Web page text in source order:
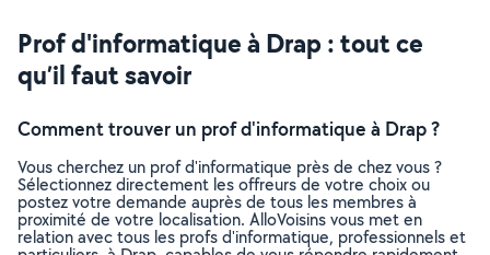
Prof d'informatique à Drap : tout ce
qu’il faut savoir
Comment trouver un prof d'informatique à Drap ?
Vous cherchez un prof d'informatique près de chez vous ?
Sélectionnez directement les offreurs de votre choix ou
postez votre demande auprès de tous les membres à
proximité de votre localisation. AlloVoisins vous met en
relation avec tous les profs d'informatique, professionnels et